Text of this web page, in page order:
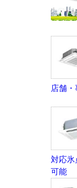
店舗
対応氷
可能